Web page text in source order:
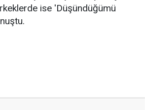
ise 'Düşündüğümü